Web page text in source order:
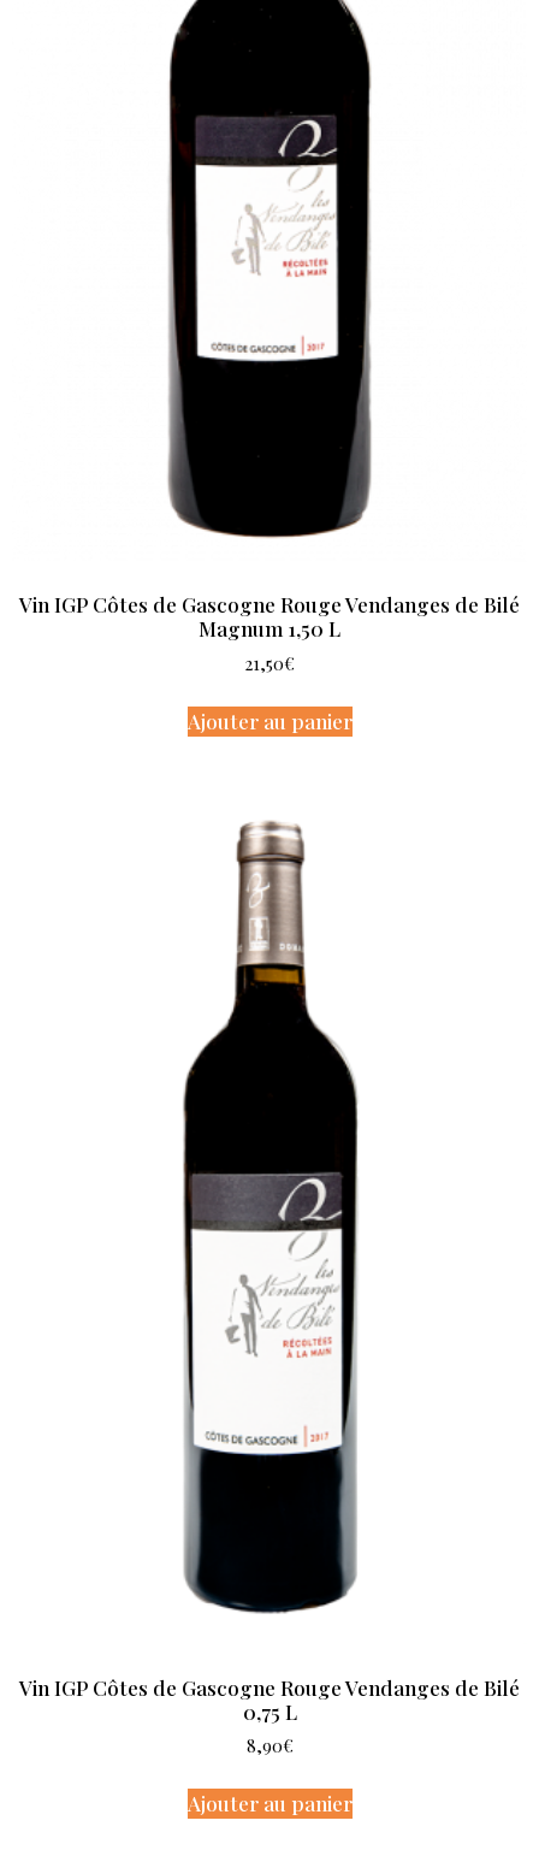
Vin IGP Côtes de Gascogne Rouge Vendanges de Bilé
Magnum 1,50 L
21,50€
Ajouter au panier
Vin IGP Côtes de Gascogne Rouge Vendanges de Bilé
0,75 L
8,90€
Ajouter au panier